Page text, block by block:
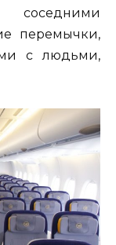
перемычки,
с людьми,